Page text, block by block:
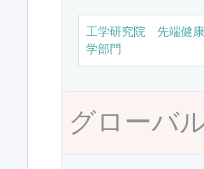
工学研究院 先端健
学部門
グローバ